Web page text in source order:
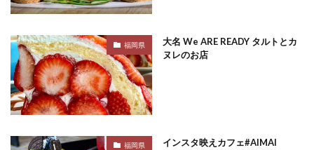
福岡県
大名 We ARE READY タルトとカ
ヌレのお店
福岡県 インスタ映えカフェ#AIMAI